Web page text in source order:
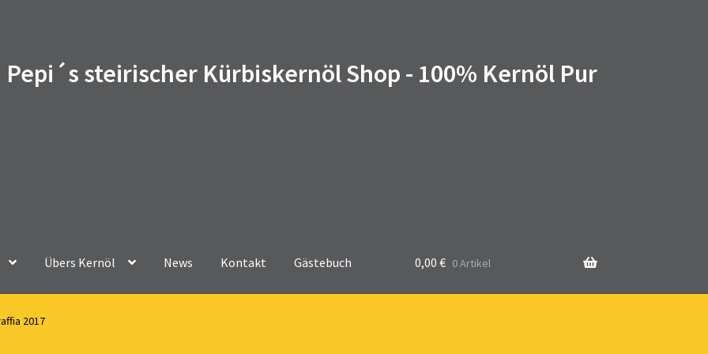
Pepi´s steirischer Kürbiskernöl Shop - 100% Kernöl Pur
Übers Kernöl News Kontakt Gästebuch 0,00 € 0 Artikel
2017